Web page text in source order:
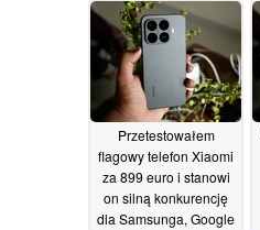
31/05/2026
Przetestowałem
flagowy telefon Xiaomi
za 899 euro i stanowi
on silną konkurencję
dla Samsunga, Google